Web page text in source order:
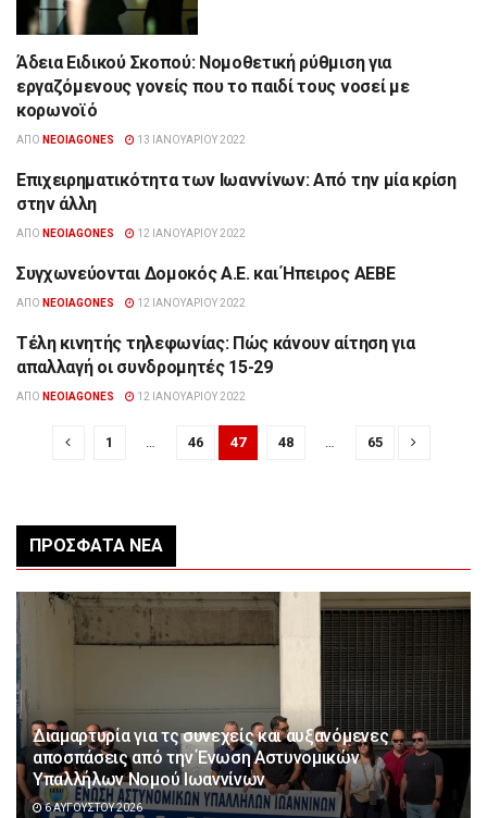
ΟΙΚΟΝΟΜΊΑ
Άδεια Ειδικού Σκοπού: Νομοθετική ρύθμιση για
εργαζόμενους γονείς που το παιδί τους νοσεί με
κορωνοϊό
ΑΠΌ NEOIAGONES 13 ΙΑΝΟΥΑΡΊΟΥ 2022
ΟΙΚΟΝΟΜΊΑ
Επιχειρηματικότητα των Ιωαννίνων: Από την μία κρίση
στην άλλη
ΑΠΌ NEOIAGONES 12 ΙΑΝΟΥΑΡΊΟΥ 2022
ΟΙΚΟΝΟΜΊΑ
Συγχωνεύονται Δομοκός Α.Ε. και Ήπειρος ΑΕΒΕ
ΑΠΌ NEOIAGONES 12 ΙΑΝΟΥΑΡΊΟΥ 2022
ΟΙΚΟΝΟΜΊΑ
Τέλη κινητής τηλεφωνίας: Πώς κάνουν αίτηση για
απαλλαγή οι συνδρομητές 15-29
ΑΠΌ NEOIAGONES 12 ΙΑΝΟΥΑΡΊΟΥ 2022
1 46 47 48 65
ΠΡΌΣΦΑΤΑ ΝΈΑ
Διαμαρτυρία για τς συνεχείς και αυξανόμενες
αποσπάσεις από την Ένωση Αστυνομικών
Υπαλλήλων Νομού Ιωαννίνων
6 ΑΥΓΟΎΣΤΟΥ 2026